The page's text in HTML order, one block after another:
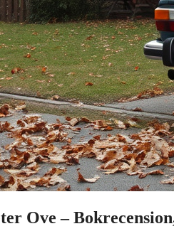
Ove –